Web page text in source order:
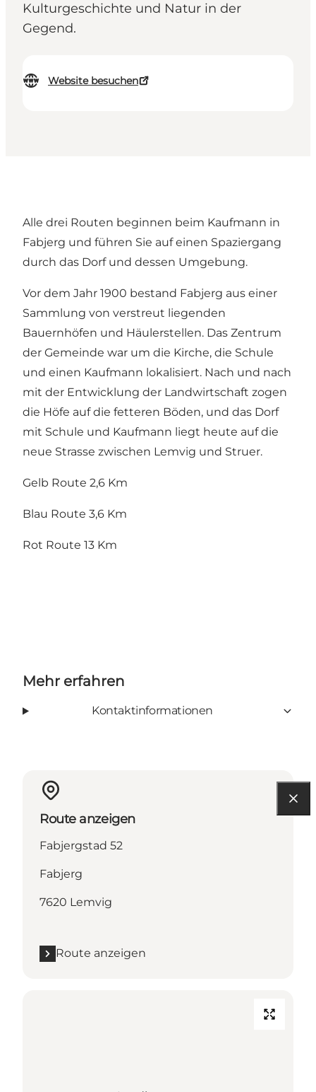
Kulturgeschichte und Natur in der
Gegend.
Website besuchen
Alle drei Routen beginnen beim Kaufmann in
Fabjerg und führen Sie auf einen Spaziergang
durch das Dorf und dessen Umgebung.
Vor dem Jahr 1900 bestand Fabjerg aus einer
Sammlung von verstreut liegenden
Bauernhöfen und Häulerstellen. Das Zentrum
der Gemeinde war um die Kirche, die Schule
und einen Kaufmann lokalisiert. Nach und nach
mit der Entwicklung der Landwirtschaft zogen
die Höfe auf die fetteren Böden, und das Dorf
mit Schule und Kaufmann liegt heute auf die
neue Strasse zwischen Lemvig und Struer.
Gelb Route 2,6 Km
Blau Route 3,6 Km
Rot Route 13 Km
Mehr erfahren
Kontaktinformationen
Route anzeigen
Fabjergstad 52
Fabjerg
7620 Lemvig
Route anzeigen